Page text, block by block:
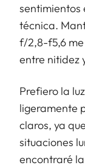
sentimientos
técnica.
f/2,8-f5,6
entre nitidez
Prefiero la
ligeramente
claros, ya
situaciones
encontraré